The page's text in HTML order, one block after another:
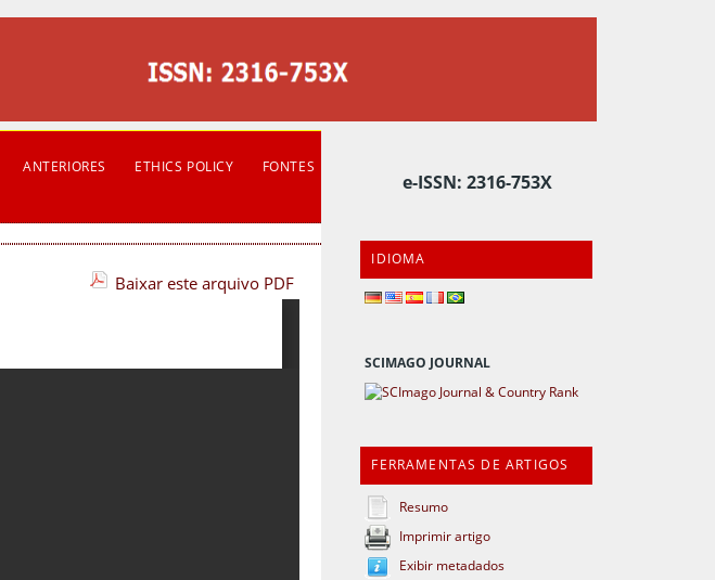
e-ISSN: 2316-753X
IDIOMA
SCIMAGO JOURNAL
FERRAMENTAS DE ARTIGOS
Resumo
Imprimir artigo
Exibir metadados
ANTERIORES ETHICS POLICY
FONTES
Baixar este arquivo PDF